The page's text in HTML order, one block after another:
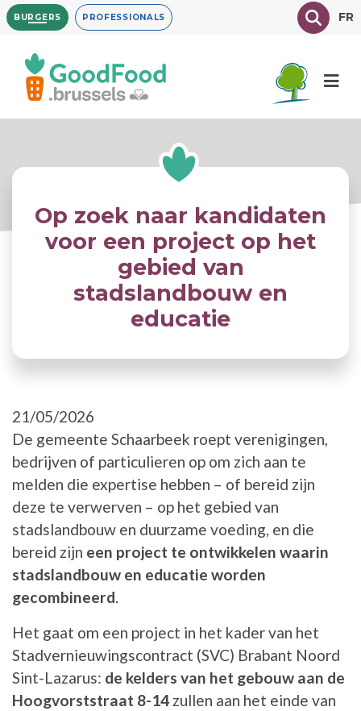
Overslaan
en
inhoud
gaan
BURGERS PROFESSIONALS TexteFR
Op zoek naar kandidaten
voor een project op het
gebied van
stadslandbouw en
educatie
21/05/2026
De gemeente Schaarbeek roept verenigingen,
bedrijven of particulieren op om zich aan te
melden die expertise hebben – of bereid zijn
deze te verwerven – op het gebied van
stadslandbouw en duurzame voeding, en die
bereid zijn een project te ontwikkelen waarin
stadslandbouw en educatie worden
gecombineerd.
Het gaat om een project in het kader van het
Stadvernieuwingscontract (SVC) Brabant Noord
Sint-Lazarus: de kelders van het gebouw aan de
Hoogvorststraat 8-14 zullen aan het einde van